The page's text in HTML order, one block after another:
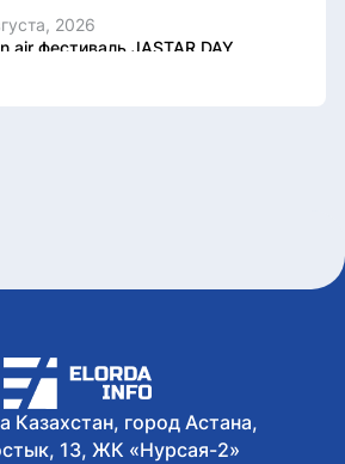
2026
air фестиваль JASTAR DAY
в Астане в День молодежи
ограничат движение на
120 баллов не всегда
грант, а 100 могут быть
Казахстан, город Астана,
13, ЖК «Нурсая-2»